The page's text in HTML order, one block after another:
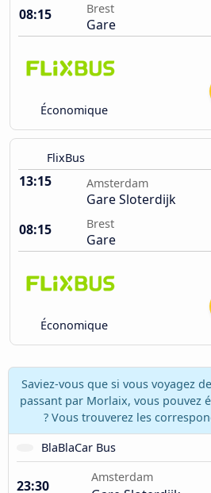
08:15
Brest
Gare
Économique
FlixBus
13:15 Amsterdam
Gare Sloterdijk
08:15
Brest
Gare
Économique
Saviez-vous que si vous voyagez
passant par Morlaix, vous pouvez
? Vous trouverez les
BlaBlaCar Bus
23:30
Amsterdam